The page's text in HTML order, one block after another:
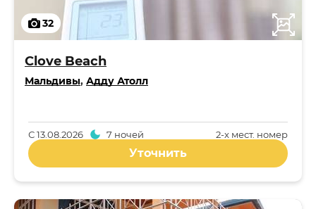
32
Clove Beach
Мальдивы, Адду Атолл
2-x мест. номер
С13.08.2026 7 ночей
Уточнить